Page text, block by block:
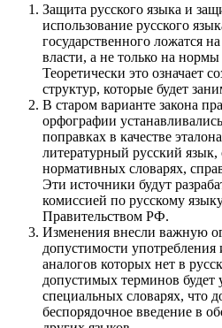
Защита русского языка и
использование русского
государственного ложатся
власти, а не только на нормы
Теоретически это означает
структур, которые будет
В старом варианте закона
орфографии
поправках в качестве
литературный русский
нормативных словарях,
Эти источники будут
комиссией по русскому
Правительством РФ.
Изменения внесли важную
допустимости
аналогов которых нет в
допустимых терминов будет
специальных словарях, что
беспорядочное введение в